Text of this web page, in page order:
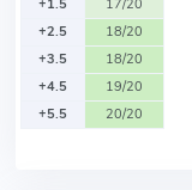
+1.5
17/20
+2.5
18/20
+3.5
18/20
+4.5
19/20
+5.5
20/20